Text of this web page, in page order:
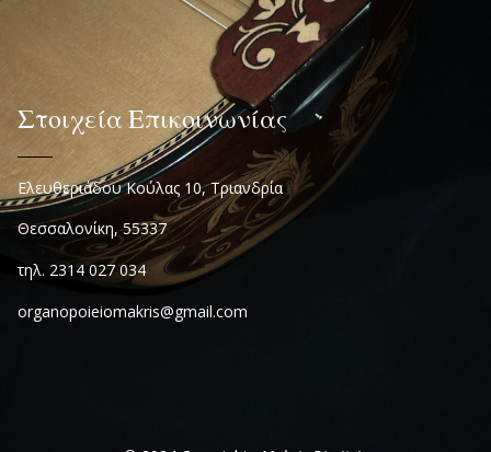
Στοιχεία Επικοινωνίας
Ελευθεριάδου Κούλας 10, Τριανδρία
Θεσσαλονίκη, 55337
τηλ. 2314 027 034
organopoieiomakris@gmail.com